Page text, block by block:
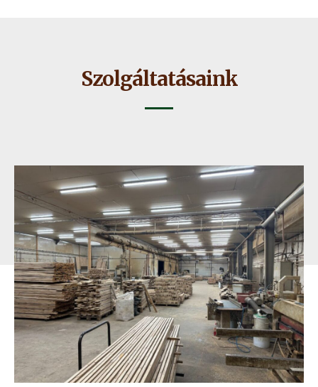
Szolgáltatásaink